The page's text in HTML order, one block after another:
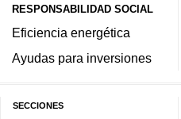
RESPONSABILIDAD SOCIAL
Eficiencia energética
Ayudas para inversiones
SECCIONES